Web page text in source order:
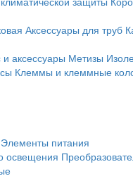
Аксессуары для труб
и аксессуары Метизы
Клеммы и клеммные
Элементы питания
освещения